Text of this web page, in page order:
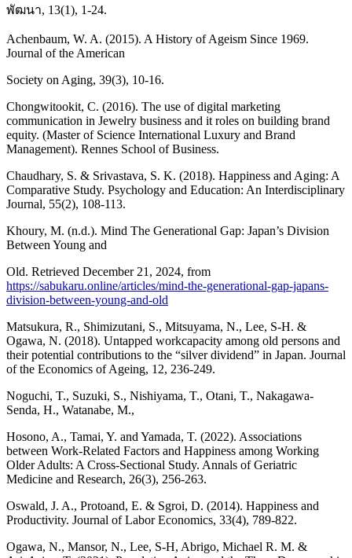
พัฒนา, 13(1), 1-24.
Achenbaum, W. A. (2015). A History of Ageism Since 1969.
Journal of the American
Society on Aging, 39(3), 10-16.
Chongwitookit, C. (2016). The use of digital marketing
communication in Jewelry business and it roles on building brand
equity. (Master of Science International Luxury and Brand
Management). Rennes School of Business.
Chaudhary, S. & Srivastava, S. K. (2018). Happiness and Aging: A
Comparative Study. Psychology and Education: An Interdisciplinary
Journal, 55(2), 108-113.
Khoury, M. (n.d.). Mind The Generational Gap: Japan’s Division
Between Young and
Old. Retrieved December 21, 2024, from
https://sabukaru.online/articles/mind-the-generational-gap-japans-
division-between-young-and-old
Matsukura, R., Shimizutani, S., Mitsuyama, N., Lee, S-H. &
Ogawa, N. (2018). Untapped workcapacity among old persons and
their potential contributions to the “silver dividend” in Japan. Journal
of the Economics of Ageing, 12, 236-249.
Noguchi, T., Suzuki, S., Nishiyama, T., Otani, T., Nakagawa-
Senda, H., Watanabe, M.,
Hosono, A., Tamai, Y. and Yamada, T. (2022). Associations
between Work-Related Factors and Happiness among Working
Older Adults: A Cross-Sectional Study. Annals of Geriatric
Medicine and Research, 26(3), 256-263.
Oswald, J. A., Protoand, E. & Sgroi, D. (2014). Happiness and
Productivity. Journal of Labor Economics, 33(4), 789-822.
Ogawa, N., Mansor, N., Lee, S-H, Abrigo, Michael R. M. &